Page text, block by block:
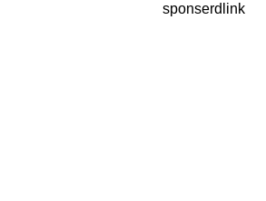
sponserdlink